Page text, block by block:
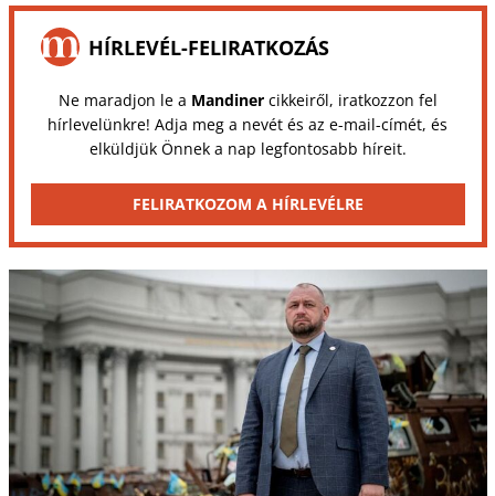
HÍRLEVÉL-FELIRATKOZÁS
Ne maradjon le a Mandinercikkeiről, iratkozzon fel
hírlevelünkre! Adja meg a nevét és az e-mail-címét, és
elküldjük Önnek a nap legfontosabb híreit.
FELIRATKOZOM A HÍRLEVÉLRE